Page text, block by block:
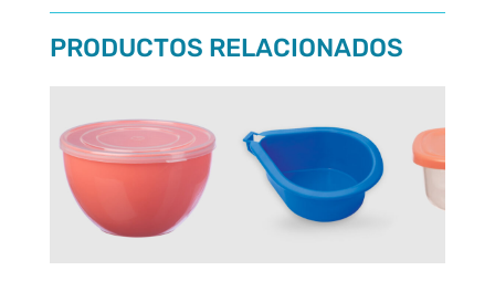
PRODUCTOS RELACIONADOS